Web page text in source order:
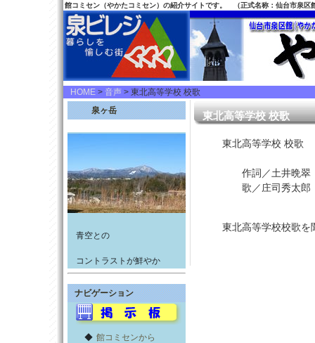
館コミセン（やかたコミセン）の紹介サイトです。 （正式名称：仙台市泉区
HOME > 音声 > 東北高等学校 校歌
東北高等学校 校歌
東北高等学校 校歌
作詞／土井晩
歌／庄司秀太郎
東北高等学校校歌を
泉ヶ岳
青空との
コントラストが鮮やか
ナビゲーション
◆ 館コミセンから